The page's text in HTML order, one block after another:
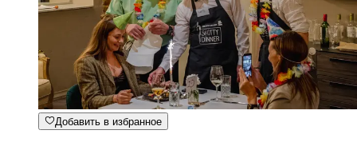
Добавить в избранное